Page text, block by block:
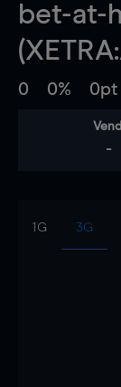
bet-at-
0 0% 0pt
-
1G 3G